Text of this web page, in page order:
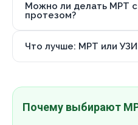
Можно ли делать МРТ
протезом?
Что лучше: МРТ или УЗИ
Почему выбирают